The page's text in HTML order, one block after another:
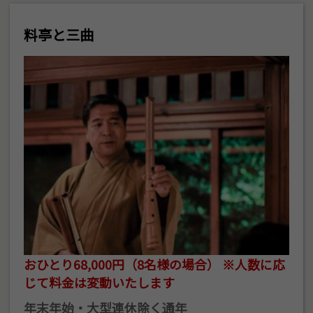
料亭と三曲
おひとり68,000円（8名様の場合） ※人数に応
じて料金は変動いたします
年末年始・大型連休除く通年